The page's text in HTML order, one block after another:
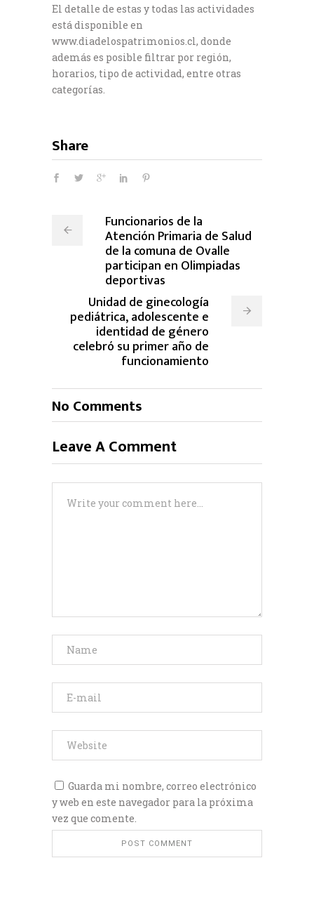
El detalle de estas y todas las actividades
está disponible en
www.diadelospatrimonios.cl, donde
además es posible filtrar por región,
horarios, tipo de actividad, entre otras
categorías.
Share
Funcionarios de la
Atención Primaria de Salud
de la comuna de Ovalle
participan en Olimpiadas
deportivas
Unidad de ginecología
pediátrica, adolescente e
identidad de género
celebró su primer año de
funcionamiento
No Comments
Leave A Comment
Guarda mi nombre, correo electrónico
y web en este navegador para la próxima
vez que comente.